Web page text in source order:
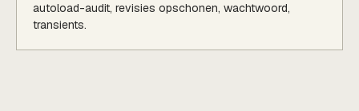
autoload-audit, revisies opschonen, wachtwoord,
transients.